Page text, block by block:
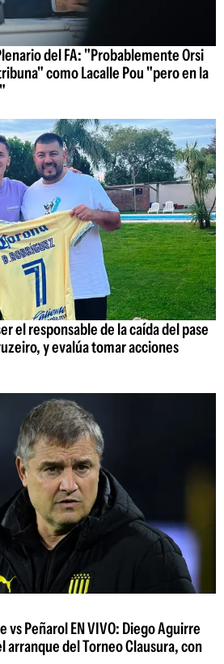
del FA: "Probablemente Orsi
como Lacalle Pou "pero en la
el responsable de la caída del pase
y evalúa tomar acciones
Peñarol EN VIVO: Diego Aguirre
arranque del Torneo Clausura, con